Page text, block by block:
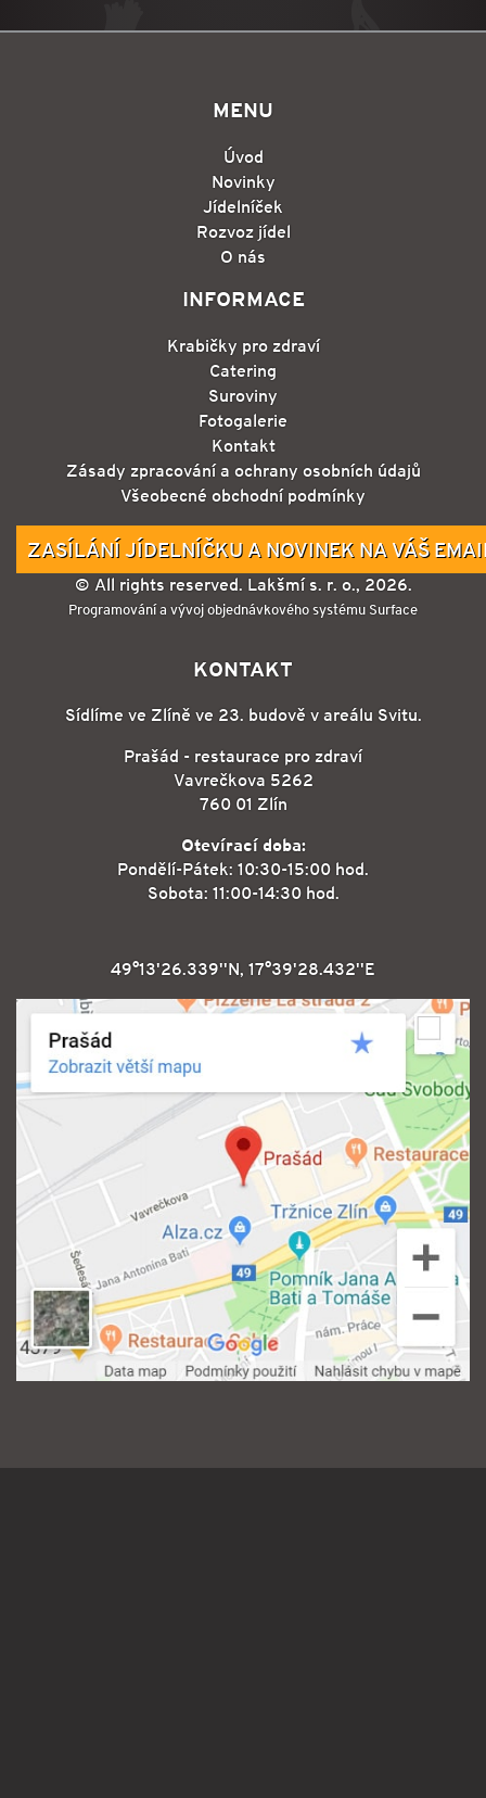
MENU
Úvod
Novinky
Jídelníček
Rozvoz jídel
O nás
INFORMACE
Krabičky pro zdraví
Catering
Suroviny
Fotogalerie
Kontakt
Zásady zpracování a ochrany osobních údajů
Všeobecné obchodní podmínky
ZASÍLÁNÍ JÍDELNÍČKU A NOVINEK NA VÁŠ
© All rights reserved. Lakšmí s. r. o., 2026.
Programování a vývoj objednávkového systému Surface
KONTAKT
Sídlíme ve Zlíně ve 23. budově v areálu Svitu.
Prašád - restaurace pro zdraví
Vavrečkova 5262
760 01 Zlín
Otevírací doba:
Pondělí-Pátek: 10:30-15:00 hod.
Sobota: 11:00-14:30 hod.
49°13'26.339''N, 17°39'28.432''E